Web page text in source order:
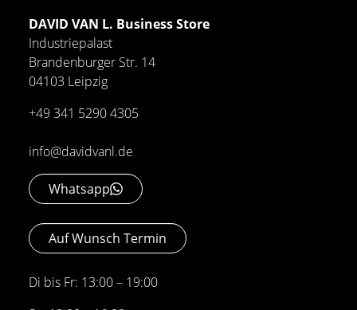
DAVID VAN L. Business Store
Industriepalast
Brandenburger Str. 14
04103 Leipzig
+49 341 5290 4305
info@davidvanl.de
Whatsapp
Auf Wunsch Termin
Di bis Fr: 13:00 – 19:00